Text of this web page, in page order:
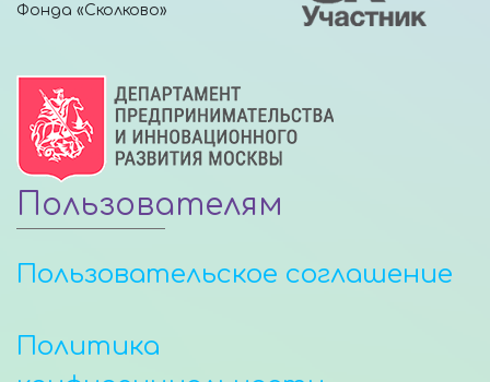
Фонда «Сколково»
Пользователям
Пользовательское соглашение
Политика